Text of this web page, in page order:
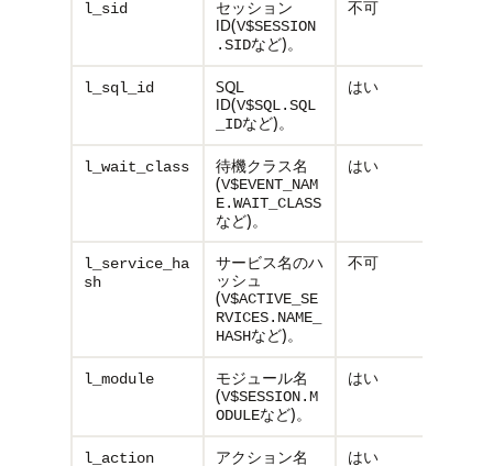
l_sid
セッション
ID(V$SESSION
.SIDなど)。
不可
l_sql_id
SQL
ID(V$SQL.SQL
_IDなど)。
はい
l_wait_class
待機クラス名
(V$EVENT_NAM
E.WAIT_CLASS
など)。
はい
l_service_ha
sh
サービス名のハ
ッシュ
(V$ACTIVE_SE
RVICES.NAME_
HASHなど)。
不可
l_module
モジュール名
(V$SESSION.M
ODULEなど)。
はい
l_action
アクション名
はい